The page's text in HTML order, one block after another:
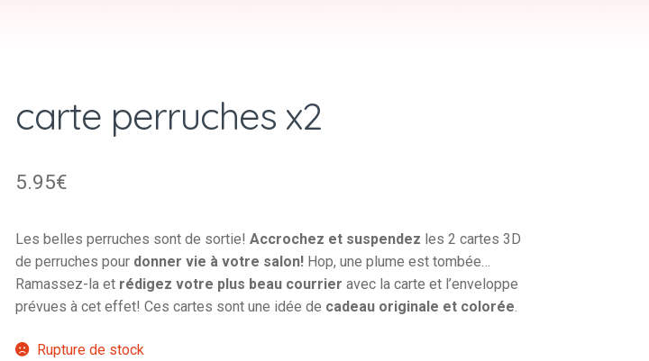
carte perruches x2
5.95€
Les belles perruches sont de sortie! Accrochez et suspendez les 2 cartes 3D
de perruches pour donner vie à votre salon!Hop, une plume est tombée…
Ramassez-la et rédigez votre plus beau courrier avec la carte et l’enveloppe
prévues à cet effet! Ces cartes sont une idée de cadeau originale et colorée.
Rupture de stock